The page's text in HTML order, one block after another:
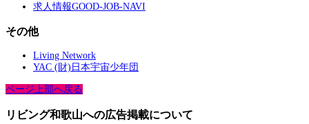
求人情報GOOD-JOB-NAVI
その他
Living Network
YAC (財)日本宇宙少年団
ページ上部へ戻る
リビング和歌山への広告掲載について